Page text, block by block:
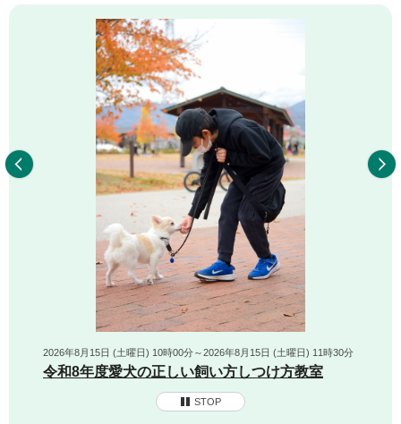
2026年8月15日 (土曜日) 10時00分～2026年8月15日 (土曜日) 11時30分
令和8年度愛犬の正しい飼い方しつけ方教室
STOP